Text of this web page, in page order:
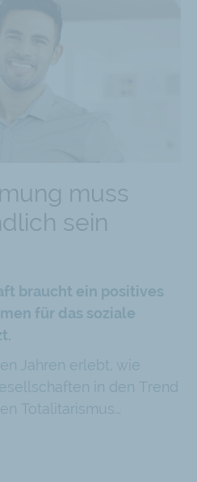
muss
sein
braucht ein positives
für das soziale
Jahren erlebt, wie
in den Trend
Totalitarismus…